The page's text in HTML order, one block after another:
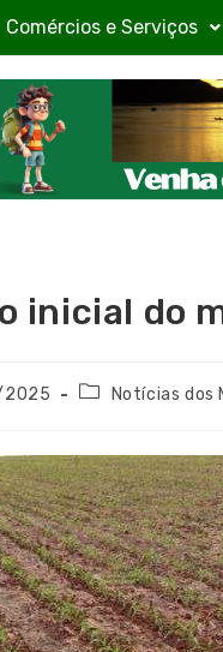
Comércios e Serviços
inicial do
Notícias dos